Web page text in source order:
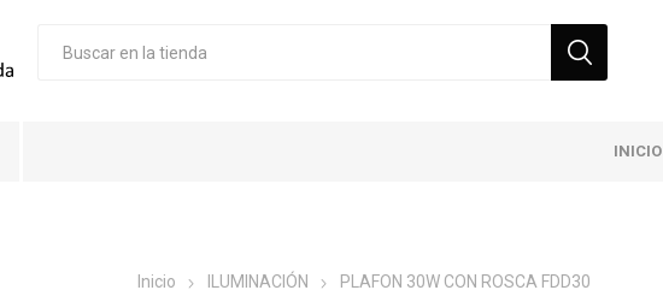
INICIO
Inicio ILUMINACIÓN PLAFON 30W CON ROSCA FDD30